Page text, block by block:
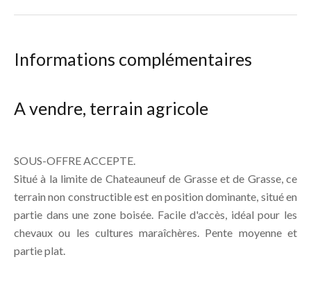
Informations complémentaires
A vendre, terrain agricole
SOUS-OFFRE ACCEPTE.
Situé à la limite de Chateauneuf de Grasse et de Grasse, ce
terrain non constructible est en position dominante, situé en
partie dans une zone boisée. Facile d'accès, idéal pour les
chevaux ou les cultures maraîchères. Pente moyenne et
partie plat.